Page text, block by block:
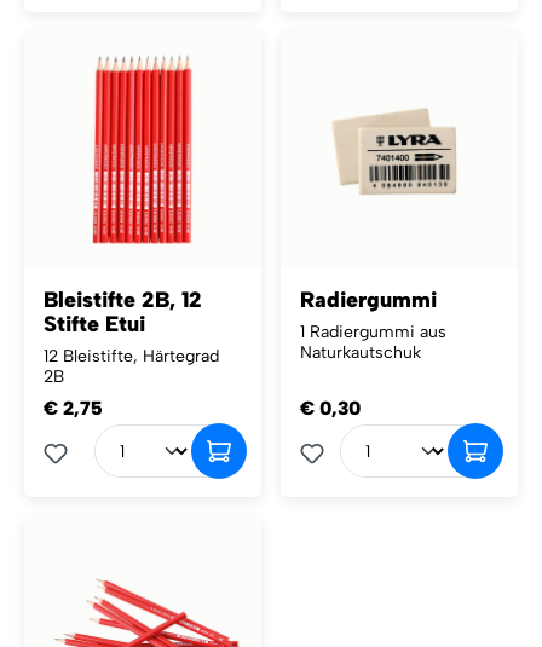
Bleistifte 2B, 12
Stifte Etui
12 Bleistifte, Härtegrad
2B
€ 2,75
Radiergummi
1 Radiergummi aus
Naturkautschuk
€ 0,30